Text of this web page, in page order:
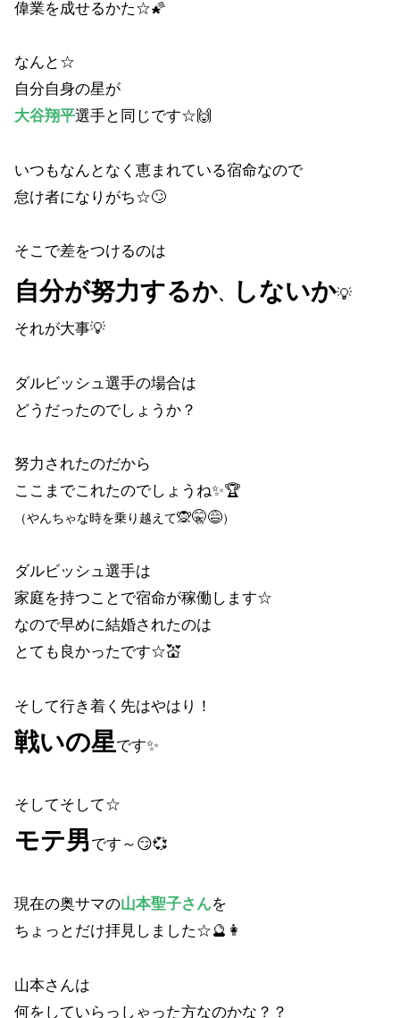
偉業を成せるかた☆🌠
なんと☆
自分自身の星が
大谷翔平選手と同じです☆🙌
いつもなんとなく恵まれている宿命なので
怠け者になりがち☆🙄
そこで差をつけるのは
自分が努力するか、 しないか💡
それが大事💡
ダルビッシュ選手の場合は
どうだったのでしょうか？
努力されたのだから
ここまでこれたのでしょうね✨🏆
（やんちゃな時を乗り越えて🙊🤫😅）
ダルビッシュ選手は
家庭を持つことで宿命が稼働します☆
なので早めに結婚されたのは
とても良かったです☆💒
そして行き着く先はやはり！
戦いの星です✨
そしてそして☆
モテ男 です～😏💞
現在の奥サマの山本聖子さんを
ちょっとだけ拝見しました☆🔮👩
山本さんは
何をしていらっしゃった方なのかな？？